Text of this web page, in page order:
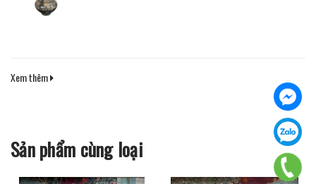
Xem thêm
Sản phẩm cùng loại